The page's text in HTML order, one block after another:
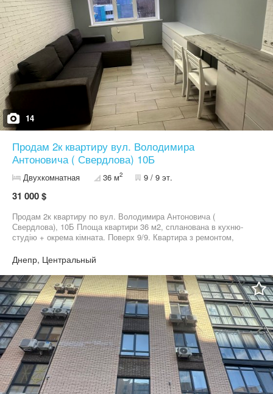
14
Продам 2к квартиру вул. Володимира
Антоновича ( Свердлова) 10Б
Двухкомнатная 36 м2 9 / 9 эт.
31 000 $
Продам 2к квартиру по вул. Володимира Антоновича (
Свердлова), 10Б Площа квартири 36 м2, спланована в кухню-
студію + окрема кімната. Поверх 9/9. Квартира з ремонтом,
бойлер,електрична плита. Опалення електричне. Меблі та
техніка включені у вартість. В квартирі ніхто не прописаний.
Право власності більше 3 років. Реальним покупцям Торг!
Можна під здачу в оренду.
Днепр, Центральный